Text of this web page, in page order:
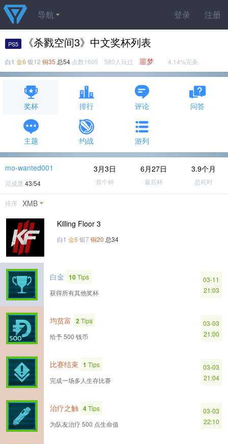
登录 注册
导航
PS5 《杀戮空间3》中文奖杯列表
白1 金6 银12 铜35 总54 点数1605 580人玩过 噩梦 4.14%完美
奖杯 排行 评论 问答
主题 约战 游列
mo-wanted001
完成度 43/54
3月3日
首个杯
6月27日
最后杯
3.9个月
总耗时
排序 XMB
Killing Floor 3
白1 金6 银7 铜20 总34
白金 10Tips
获得所有其他奖杯
03-11
21:03
均贫富 2Tips
给予 500 钱币
03-03
21:00
比赛结束 1 Tips
完成一场多人生存比赛
03-03
21:04
治疗之触 4Tips
为队友治疗 500 点生命值
03-03
22:10